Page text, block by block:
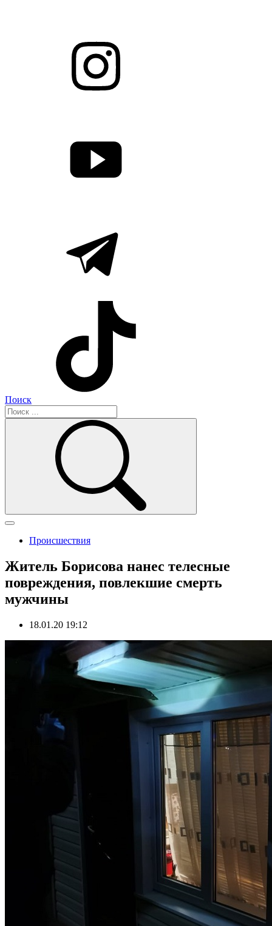
Поиск
Происшествия
Житель Борисова нанес телесные
повреждения, повлекшие смерть
мужчины
18.01.20 19:12